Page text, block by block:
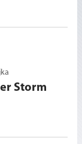
Storm